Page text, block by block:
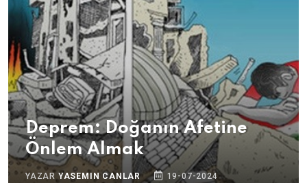
Deprem: Doğanın Afetine
Önlem Almak
YAZAR YASEMIN CANLAR 19-07-2024